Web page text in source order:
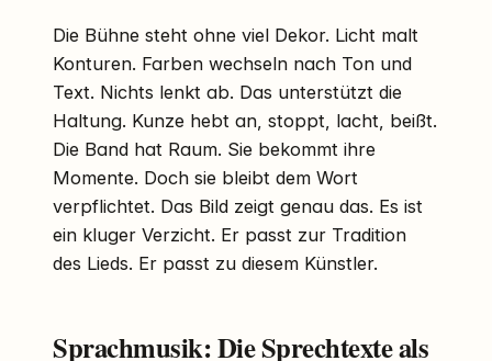
Die Bühne steht ohne viel Dekor. Licht malt
Konturen. Farben wechseln nach Ton und
Text. Nichts lenkt ab. Das unterstützt die
Haltung. Kunze hebt an, stoppt, lacht, beißt.
Die Band hat Raum. Sie bekommt ihre
Momente. Doch sie bleibt dem Wort
verpflichtet. Das Bild zeigt genau das. Es ist
ein kluger Verzicht. Er passt zur Tradition
des Lieds. Er passt zu diesem Künstler.
Sprachmusik: Die Sprechtexte als